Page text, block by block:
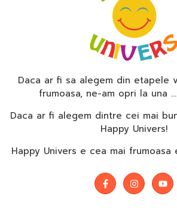
Daca ar fi sa alegem din etapele
frumoasa, ne-am opri la una …
Daca ar fi alegem dintre cei mai
Happy Univers!
Happy Univers e cea mai